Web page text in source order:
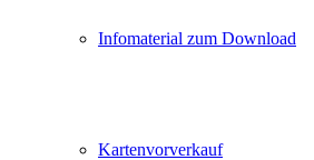
Infomaterial zum Download
Kartenvorverkauf